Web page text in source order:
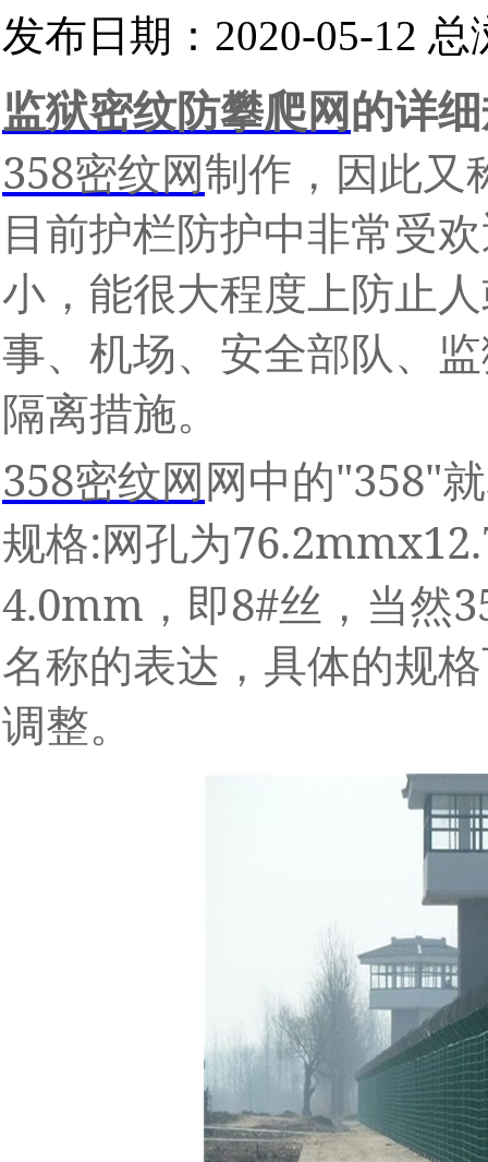
发布日期：2020-05-12 总
监狱密纹防攀爬网 的详
358密纹网制作，因此又
目前护栏防护中非常受
小，能很大程度上防止
事、机场、安全部队、
隔离措施。
358密纹网 网中的"358"
规格:网孔为
4.0mm ，即8#丝，当然
名称的表达，具体的规
调整。